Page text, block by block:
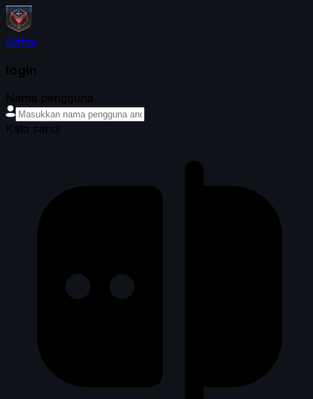
Daftar
login
Nama pengguna
Kata sandi